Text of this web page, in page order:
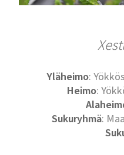
Yläheimo:
Heimo:
Sukuryhmä: